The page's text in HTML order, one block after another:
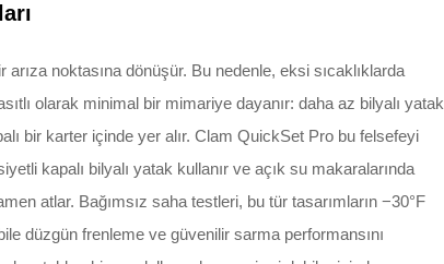
noktasına dönüşür. Bu nedenle, eksi sıcaklıklarda
olarak minimal bir mimariye dayanır: daha az bilyalı yatak
bir karter içinde yer alır. Clam QuickSet Pro bu felsefeyi
kapalı bilyalı yatak kullanır ve açık su makaralarında
atlar. Bağımsız saha testleri, bu tür tasarımların −30°F
düzgün frenleme ve güvenilir sarma performansını